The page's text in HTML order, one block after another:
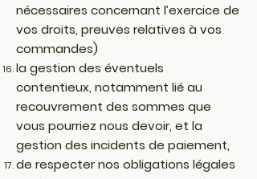
nécessaires concernant l’exercice de
vos droits, preuves relatives à vos
commandes)
la gestion des éventuels
contentieux, notamment lié au
recouvrement des sommes que
vous pourriez nous devoir, et la
gestion des incidents de paiement,
de respecter nos obligations légales